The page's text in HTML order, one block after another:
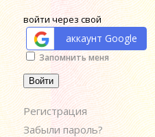
войти через свой
аккаунт Google
Alternative:
Запомнить меня
Войти
Регистрация
Забыли пароль?